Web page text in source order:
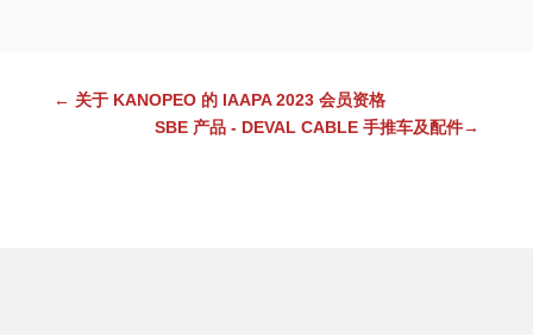
← 关于 KANOPEO 的 IAAPA 2023 会员资格
SBE 产品 - DEVAL CABLE 手推车及配件→